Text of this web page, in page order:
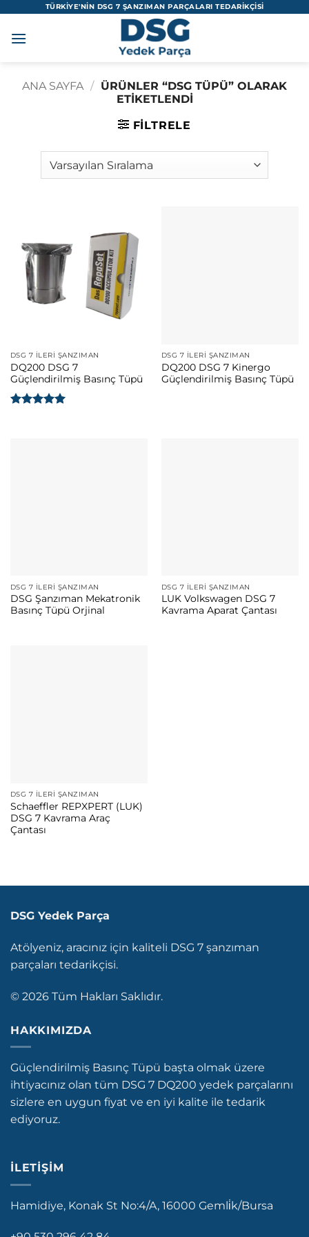
TÜRKİYE'NİN DSG 7 ŞANZIMAN PARÇALARI TEDARİKÇİSİ
ANA SAYFA / ÜRÜNLER “DSG TÜPÜ” OLARAK
ETIKETLENDI
FILTRELE
DSG 7 İLERI ŞANZIMAN
DQ200 DSG 7
Güçlendirilmiş Basınç Tüpü
DSG 7 İLERI ŞANZIMAN
DQ200 DSG 7 Kinergo
Güçlendirilmiş Basınç Tüpü
DSG 7 İLERI ŞANZIMAN
DSG Şanzıman Mekatronik
Basınç Tüpü Orjinal
DSG 7 İLERI ŞANZIMAN
LUK Volkswagen DSG 7
Kavrama Aparat Çantası
DSG 7 İLERI ŞANZIMAN
Schaeffler REPXPERT (LUK)
DSG 7 Kavrama Araç
Çantası
DSG Yedek Parça
Atölyeniz, aracınız için kaliteli DSG 7 şanzıman
parçaları tedarikçisi.
© 2026 Tüm Hakları Saklıdır.
HAKKIMIZDA
Güçlendirilmiş Basınç Tüpü başta olmak üzere
ihtiyacınız olan tüm DSG 7 DQ200 yedek parçalarını
sizlere en uygun fiyat ve en iyi kalite ile tedarik
ediyoruz.
İLETIŞIM
Hamidiye, Konak St No:4/A, 16000 Gemli̇k/Bursa